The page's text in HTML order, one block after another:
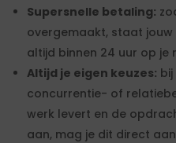
Supersnelle betaling:
overgemaakt, staat
altijd binnen 24 uur op je
Altijd je eigen keuzes:
concurrentie- of
werk levert en de
aan, mag je dit direct